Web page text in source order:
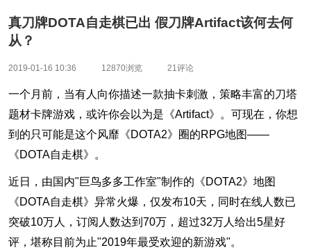
真刀牌DOTA自走棋已出 假刀牌Artifact该何去何
从？
2019-01-16 10:36 12870浏览 21评论
一个月前，当有人向你描述一款抽卡刺激，策略丰富的刀塔
题材卡牌游戏，或许你会以为是《Artifact》。可现在，你想
到的只可能是这个风靡《DOTA2》圈的RPG地图——
《DOTA自走棋》。
近日，由国内"巨鸟多多工作室"制作的《DOTA2》地图
《DOTA自走棋》异常火爆，仅发布10天，同时在线人数已
突破10万人，订阅人数达到70万，超过32万人给出5星好
评，堪称目前为止"2019年最受欢迎的新游戏"。